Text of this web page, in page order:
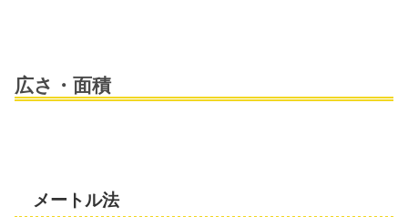
広さ・面積
メートル法